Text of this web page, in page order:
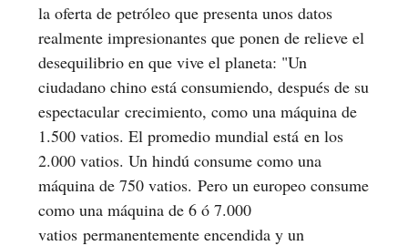
la oferta de petróleo que presenta unos datos
realmente impresionantes que ponen de relieve el
desequilibrio en que vive el planeta: "Un
ciudadano chino está consumiendo, después de su
espectacular crecimiento, como una máquina de
1.500 vatios. El promedio mundial está en los
2.000 vatios. Un hindú consume como una
máquina de 750 vatios. Pero un europeo consume
como una máquina de 6 ó 7.000
vatios permanentemente encendida y un